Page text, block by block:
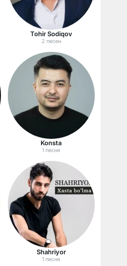
Tohir Sodiqov
2 песен
Konsta
1 песня
Shahriyor
1 песня